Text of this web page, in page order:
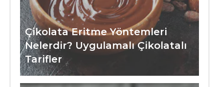
Çikolata Eritme Yöntemleri
Nelerdir? Uygulamalı Çikolatalı
Tarifler